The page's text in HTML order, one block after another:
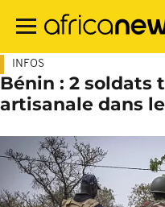
contenu
INFOS
Bénin : 2 soldats
artisanale dans